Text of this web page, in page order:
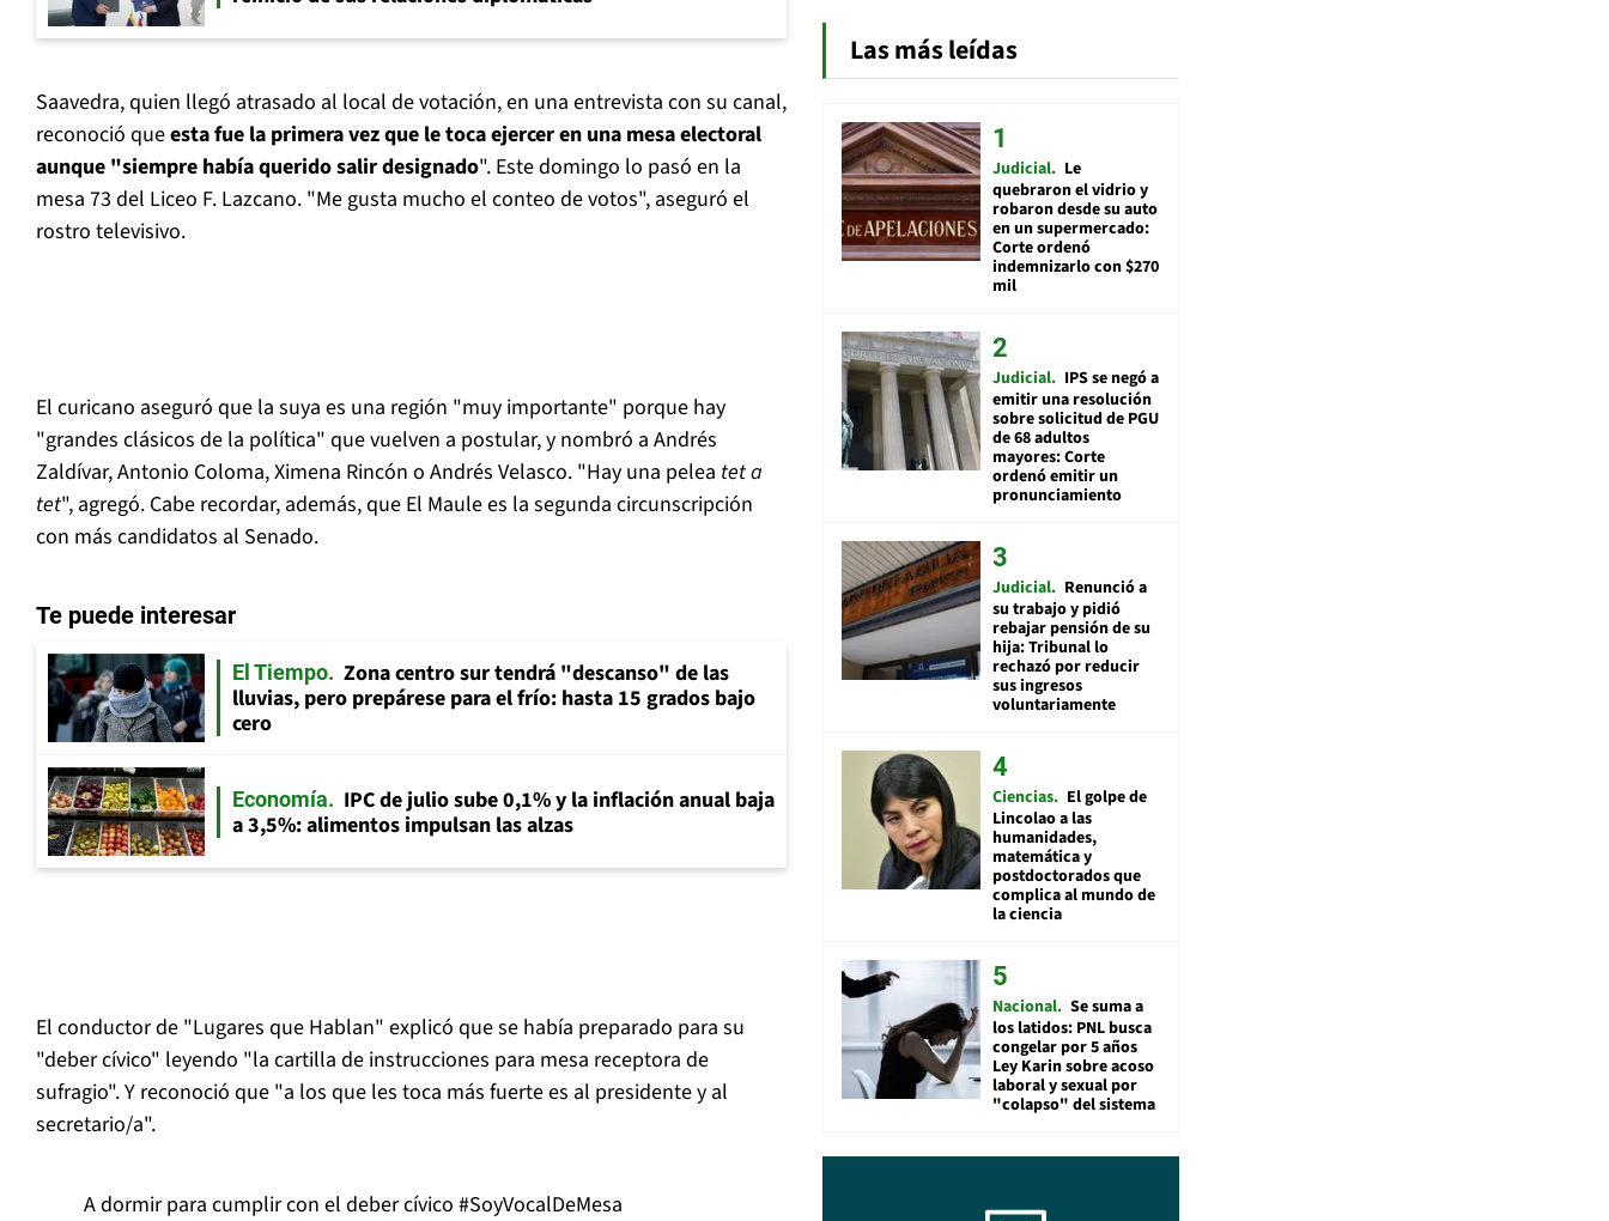
Saavedra, quien llegó atrasado al local de votación, en una entrevista con su canal,
reconoció queesta fue la primera vez que le toca ejercer en una mesa electoral
aunque "siempre había querido salir designado". Este domingo lo pasó en la
mesa 73 del Liceo F. Lazcano. "Me gusta mucho el conteo de votos", aseguró el
rostro televisivo.
El curicano aseguró que la suya es una región "muy importante" porque hay
"grandes clásicos de la política" que vuelven a postular, y nombró a Andrés
Zaldívar, Antonio Coloma, Ximena Rincón o Andrés Velasco. "Hay una pelea tet a
tet", agregó. Cabe recordar, además, que El Maule es la segunda circunscripción
con más candidatos al Senado.
Te puede interesar
El Tiempo
Zona centro sur tendrá "descanso" de las
lluvias, pero prepárese para el frío: hasta 15 grados bajo
cero
Economía
IPC de julio sube 0,1% y la inflación anual baja
a 3,5%: alimentos impulsan las alzas
El conductor de "Lugares que Hablan" explicó que se había preparado para su
"deber cívico" leyendo "la cartilla de instrucciones para mesa receptora de
sufragio". Y reconoció que "a los que les toca más fuerte es al presidente y al
secretario/a".
A dormir para cumplir con el deber cívico #SoyVocalDeMesa
Las más leídas
Judicial Le
quebraron el vidrio y
robaron desde su auto
en un supermercado:
Corte ordenó
indemnizarlo con $270
mil
Judicial IPS se negó a
emitir una resolución
sobre solicitud de PGU
de 68 adultos
mayores: Corte
ordenó emitir un
pronunciamiento
Judicial Renunció a
su trabajo y pidió
rebajar pensión de su
hija: Tribunal lo
rechazó por reducir
sus ingresos
voluntariamente
Ciencias El golpe de
Lincolao a las
humanidades,
matemática y
postdoctorados que
complica al mundo de
la ciencia
Nacional Se suma a
los latidos: PNL busca
congelar por 5 años
Ley Karin sobre acoso
laboral y sexual por
"colapso" del sistema